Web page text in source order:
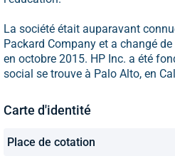
La société était auparavant
Packard Company et a changé
en octobre 2015. HP Inc. a été
social se trouve à Palo Alto, en
Carte d'identité
Place de cotation